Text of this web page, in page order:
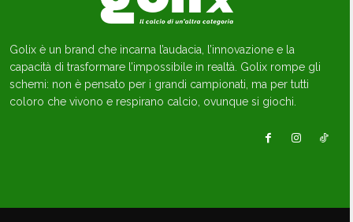
Golix è un brand che incarna l’audacia, l’innovazione e la
capacità di trasformare l’impossibile in realtà. Golix rompe gli
schemi: non è pensato per i grandi campionati, ma per tutti
coloro che vivono e respirano calcio, ovunque si giochi.